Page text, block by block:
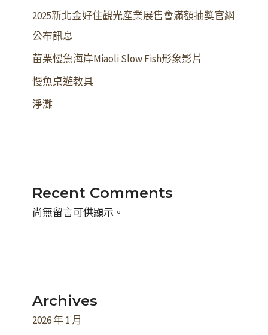
2025新北金好住觀光產業展售會滿額抽獎官網
公布訊息
苗栗慢魚海岸Miaoli Slow Fish形象影片
慢魚桌遊教具
淨灘
Recent Comments
尚無留言可供顯示。
Archives
2026 年 1 月